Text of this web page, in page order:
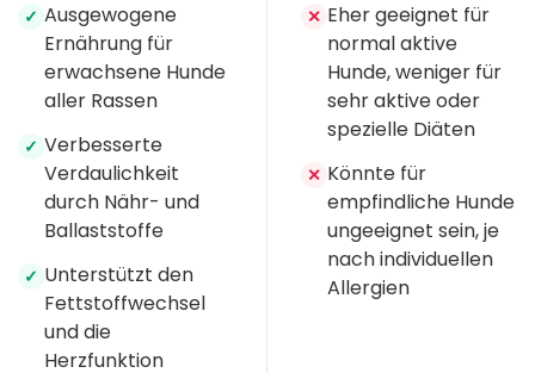
✓ Ausgewogene
Ernährung für
erwachsene Hunde
aller Rassen
✓ Verbesserte
Verdaulichkeit
durch Nähr- und
Ballaststoffe
✓ Unterstützt den
Fettstoffwechsel
und die
Herzfunktion
✕ Eher geeignet für
normal aktive
Hunde, weniger für
sehr aktive oder
spezielle Diäten
✕ Könnte für
empfindliche Hunde
ungeeignet sein, je
nach individuellen
Allergien